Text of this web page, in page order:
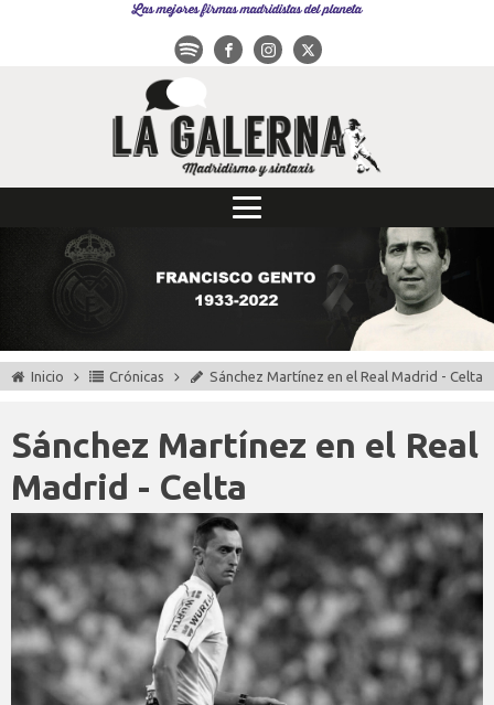
Las mejores firmas madridistas del planeta
Inicio Crónicas Sánchez Martínez en el Real Madrid - Celta
Sánchez Martínez en el Real
Madrid - Celta